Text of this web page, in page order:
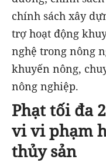
chính sách xây
trợ hoạt động
nghệ trong nông
khuyến nông,
nông nghiệp.
Phạt tối đa
vi vi phạm
thủy sản